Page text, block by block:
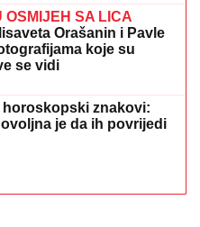
OSMIJEH SA LICA
Orašanin i Pavle
koje su
se vidi
horoskopski znakovi:
je da ih povrijedi